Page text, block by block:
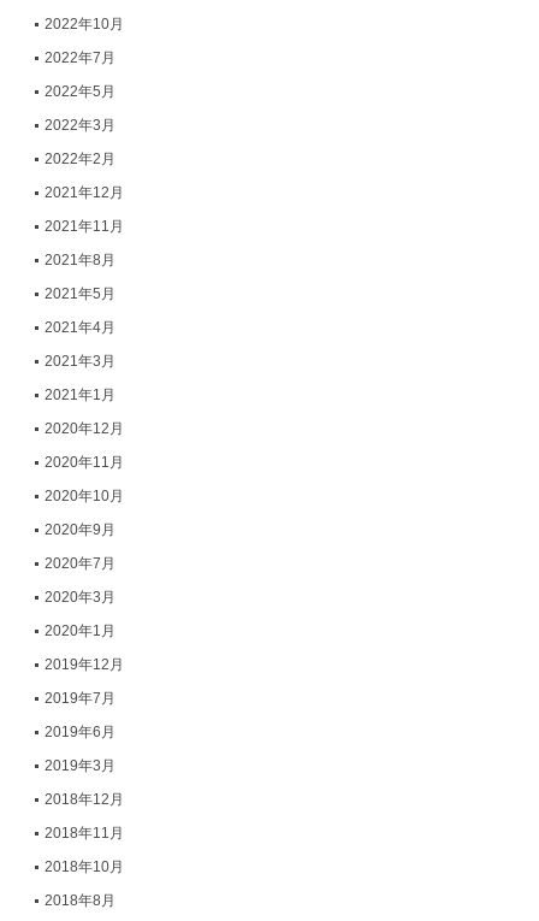
2022年10月
2022年7月
2022年5月
2022年3月
2022年2月
2021年12月
2021年11月
2021年8月
2021年5月
2021年4月
2021年3月
2021年1月
2020年12月
2020年11月
2020年10月
2020年9月
2020年7月
2020年3月
2020年1月
2019年12月
2019年7月
2019年6月
2019年3月
2018年12月
2018年11月
2018年10月
2018年8月